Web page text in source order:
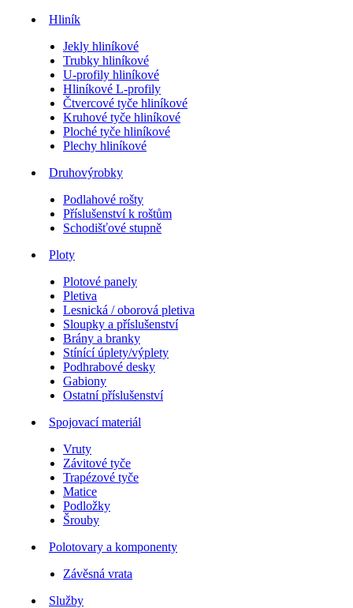
Hliník
Jekly hliníkové
Trubky hliníkové
U-profily hliníkové
Hliníkové L-profily
Čtvercové tyče hliníkové
Kruhové tyče hliníkové
Ploché tyče hliníkové
Plechy hliníkové
Druhovýrobky
Podlahové rošty
Příslušenství k roštům
Schodišťové stupně
Ploty
Plotové panely
Pletiva
Lesnická / oborová pletiva
Sloupky a příslušenství
Brány a branky
Stínící úplety/výplety
Podhrabové desky
Gabiony
Ostatní příslušenství
Spojovací materiál
Vruty
Závitové tyče
Trapézové tyče
Matice
Podložky
Šrouby
Polotovary a komponenty
Závěsná vrata
Služby